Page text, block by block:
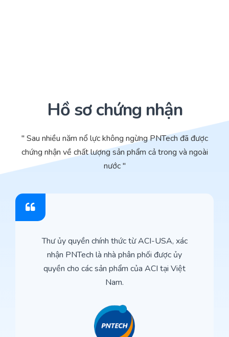
Hồ sơ chứng nhận
" Sau nhiều năm nổ lực không ngừng PNTech đã được
chứng nhận về chất lượng sản phẩm cả trong và ngoài
nước "
Thư ủy quyền chính thức từ ACI-USA, xác
nhận PNTech là nhà phân phối được ủy
quyền cho các sản phẩm của ACI tại Việt
Nam.